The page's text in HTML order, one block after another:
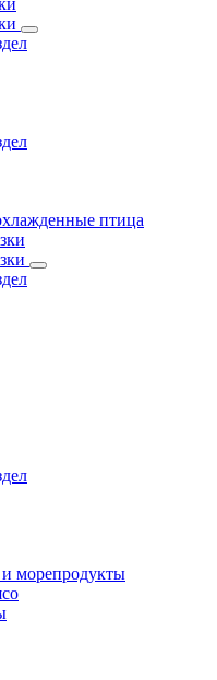
птица
морепродукты